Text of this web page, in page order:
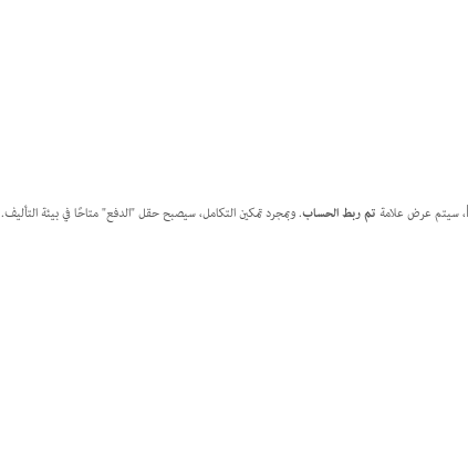
تم ربط الحساب. وبمجرد تمكين التكامل، سيصبح حقل "الدفع" متاحًا في بيئة التأليف.